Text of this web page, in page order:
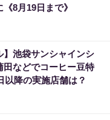
8月19日まで》
】池袋サンシャインシ
田などでコーヒー豆特
以降の実施店舗は？